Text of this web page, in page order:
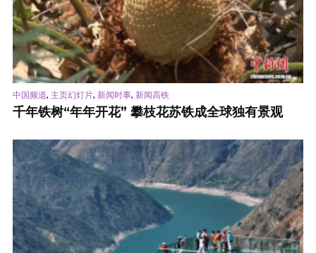
中国频道, 主页幻灯片, 新闻时事, 新闻高铁
千年铁树“年年开花” 攀枝花苏铁成全球独有景观